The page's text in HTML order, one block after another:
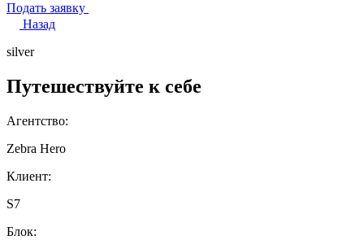
Подать заявку
Назад
silver
Путешествуйте к себе
Агентство:
Zebra Hero
Клиент:
S7
Блок: